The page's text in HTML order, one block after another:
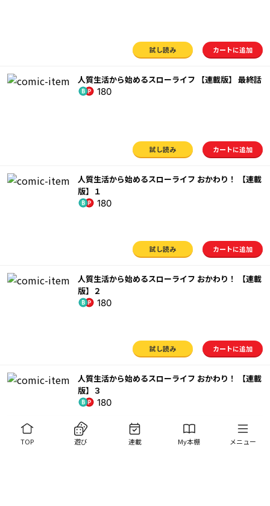
試し読み カートに追加
人質生活から始めるスローライフ 【連載版】 最終話
180
試し読み カートに追加
人質生活から始めるスローライフ おかわり！ 【連載
版】１
180
試し読み カートに追加
人質生活から始めるスローライフ おかわり！ 【連載
版】２
180
試し読み カートに追加
人質生活から始めるスローライフ おかわり！ 【連載
版】３
180
カートに追加
TOP 遊び 連載 My本棚 メニュー